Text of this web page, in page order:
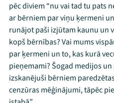
pēc diviem “nu vai tad tu pats
ar bērniem par viņu ķermeni
runājot paši izjūtam kaunu un
kopš bērnības? Vai mums
par ķermeni un to, kas kurā
pieņemami? Šogad medijos
izskanējuši bērniem
cenzūras mēģinājumi, tāpēc